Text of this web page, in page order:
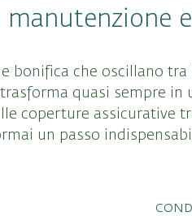
manutenzione
bonifica che oscillano
quasi sempre in
coperture assicurative
un passo